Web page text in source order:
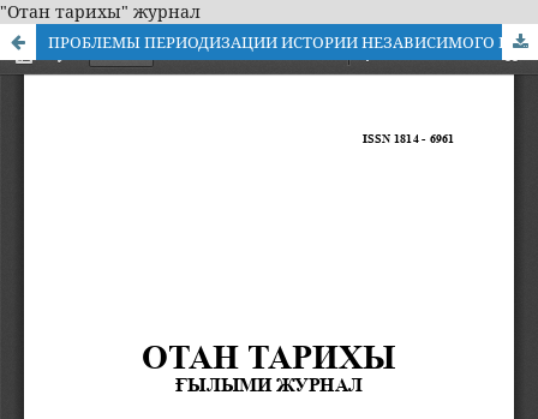
"Отан тарихы" журнал
ПРОБЛЕМЫ ПЕРИОДИЗАЦИИ ИСТОРИИ НЕЗАВИСИМОГО КАЗАХСТАНА